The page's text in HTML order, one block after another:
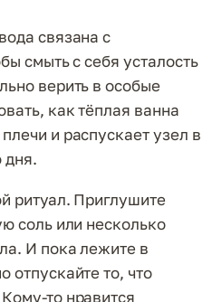
связана с
смыть с себя усталость
верить в особые
как тёплая ванна
и распускает узел в
дня.
ритуал. Приглушите
соль или несколько
И пока лежите в
отпускайте то, что
то нравится